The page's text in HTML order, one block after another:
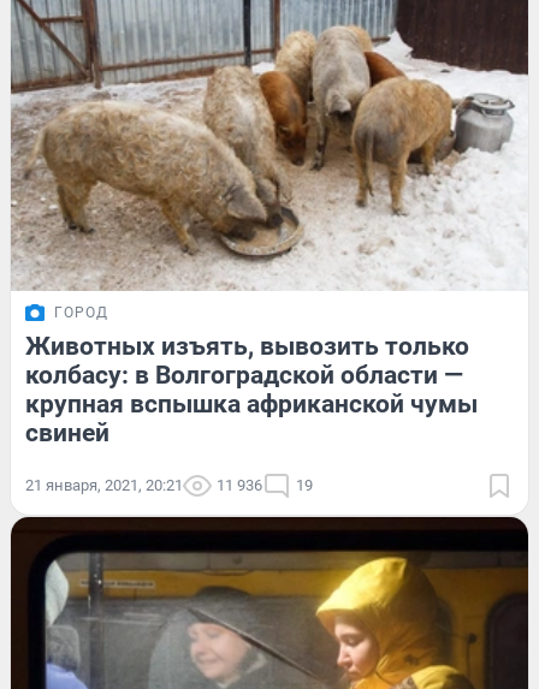
ГОРОД
Животных изъять, вывозить только
колбасу: в Волгоградской области —
крупная вспышка африканской чумы
свиней
21 января, 2021, 20:21 11 936 19